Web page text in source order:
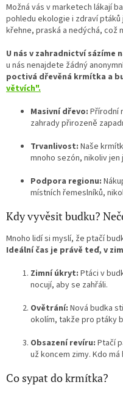
Možná vás v marketech lákají
pohledu ekologie i zdraví ptáků
křehne, praská a nedýchá, což
U nás v zahradnictví sázíme
u nás nenajdete žádný
poctivá dřevěná krmítka a
větvích".
Masivní dřevo: Přírodní
zahrady přirozeně
Trvanlivost: Naše
mnoho sezón, nikoliv jen
Podpora regionu:
místních řemeslníků,
Kdy vyvěsit budku?
Mnoho lidí si myslí, že ptačí
Ideální čas je právě teď, v
Zimní úkryt: Ptáci v
nocují, aby se zahřáli.
Ovětrání: Nová budka
okolím, takže pro ptáky
Obsazení revíru: Ptačí
už koncem zimy. Kdo
Co sypat do krmítka?